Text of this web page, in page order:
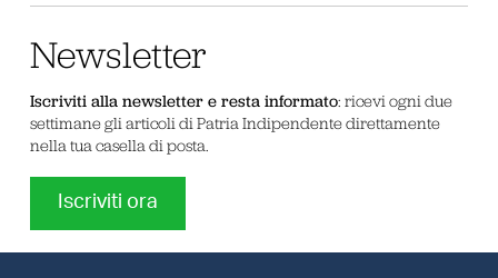
Newsletter
Iscriviti alla newsletter e resta informato: ricevi ogni due
settimane gli articoli di Patria Indipendente direttamente
nella tua casella di posta.
Iscriviti ora